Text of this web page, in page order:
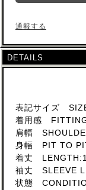
通報する
DETAILS
表記サイズ
着用感
肩幅
身幅 PIT TO
着丈
袖丈 SLEEVE
状態